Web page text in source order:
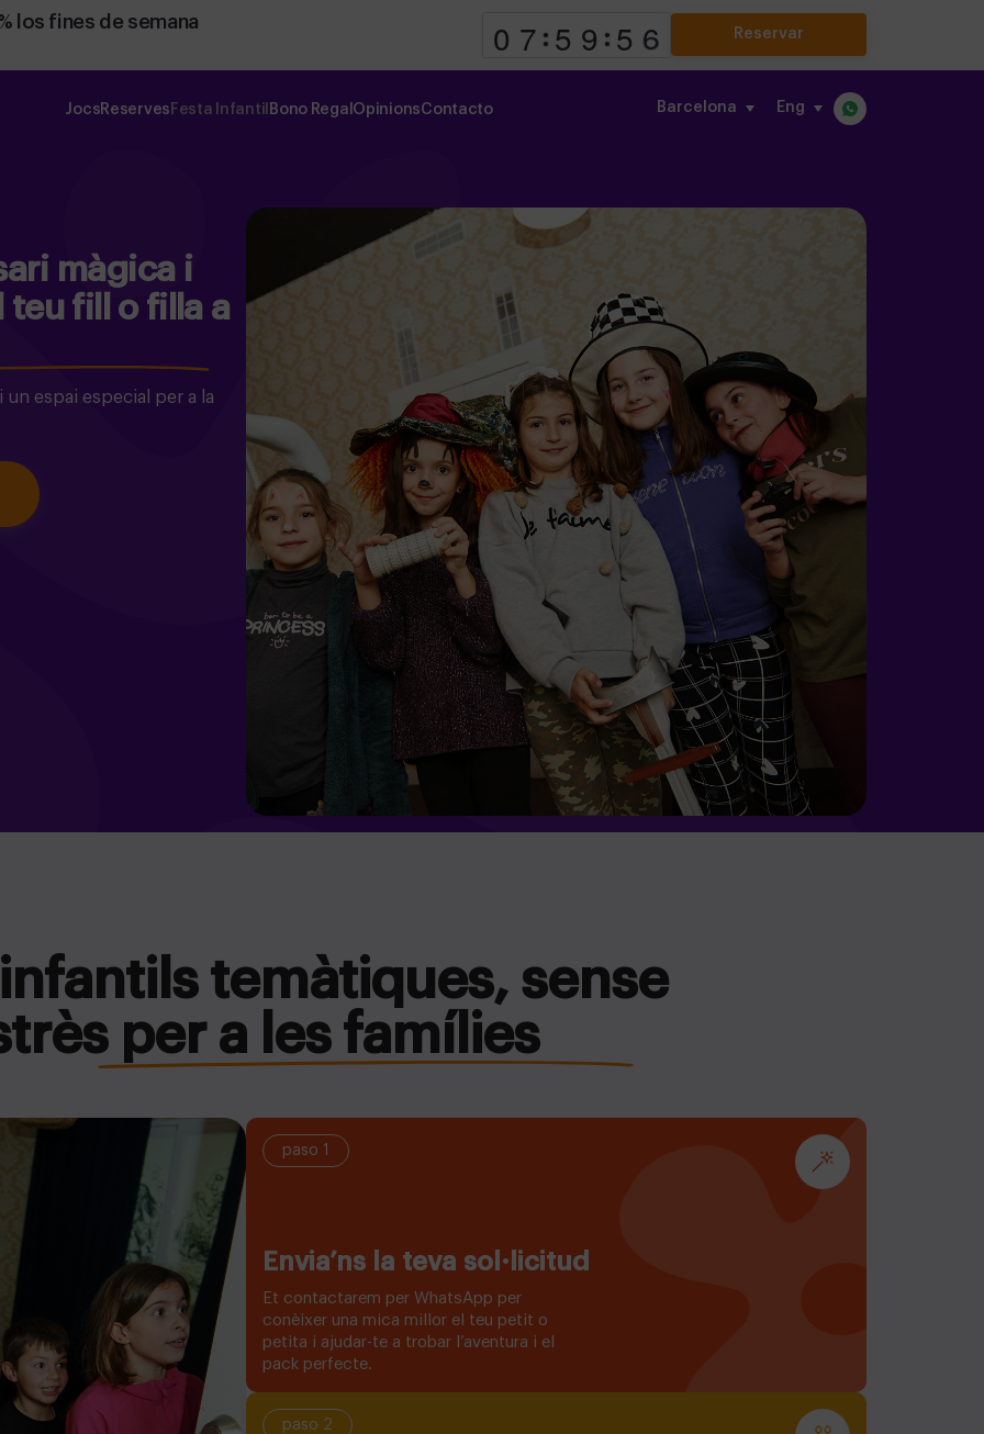
los fines de semana
Reservar
Barcelona eng
Jocs Reserves Festa Infantil Bono Regal OpinionsContacto
màgica i
teu fill o filla a
espai especial per a la
temàtiques, sense
per a les famílies
paso 1
Envia’ns la teva sol·licitud
Et contactarem per WhatsApp per
conèixer una mica millor el teu petit o
petita i ajudar-te a trobar l’aventura i el
pack perfecte.
paso 2